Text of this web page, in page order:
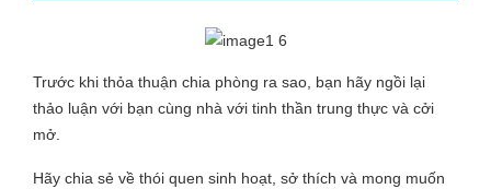
Trước khi thỏa thuận chia phòng ra sao, bạn hãy ngồi lại
thảo luận với bạn cùng nhà với tinh thần trung thực và cởi
mở.
Hãy chia sẻ về thói quen sinh hoạt, sở thích và mong muốn